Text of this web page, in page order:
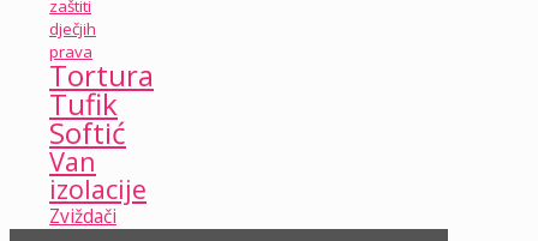
zaštiti
dječjih
prava
Tortura
Tufik
Softić
Van
izolacije
Zviždači